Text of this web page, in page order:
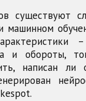
существуют
и обороты,
написан ли